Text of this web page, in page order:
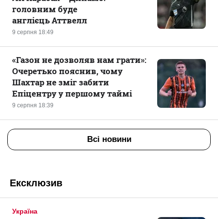
9 серпня 18:49
головним буде
англієць Аттвелл
9 серпня 18:39
«Газон не дозволяв нам грати»:
Очеретько пояснив, чому
Шахтар не зміг забити
Епіцентру у першому таймі
Всі новини
Ексклюзив
Україна